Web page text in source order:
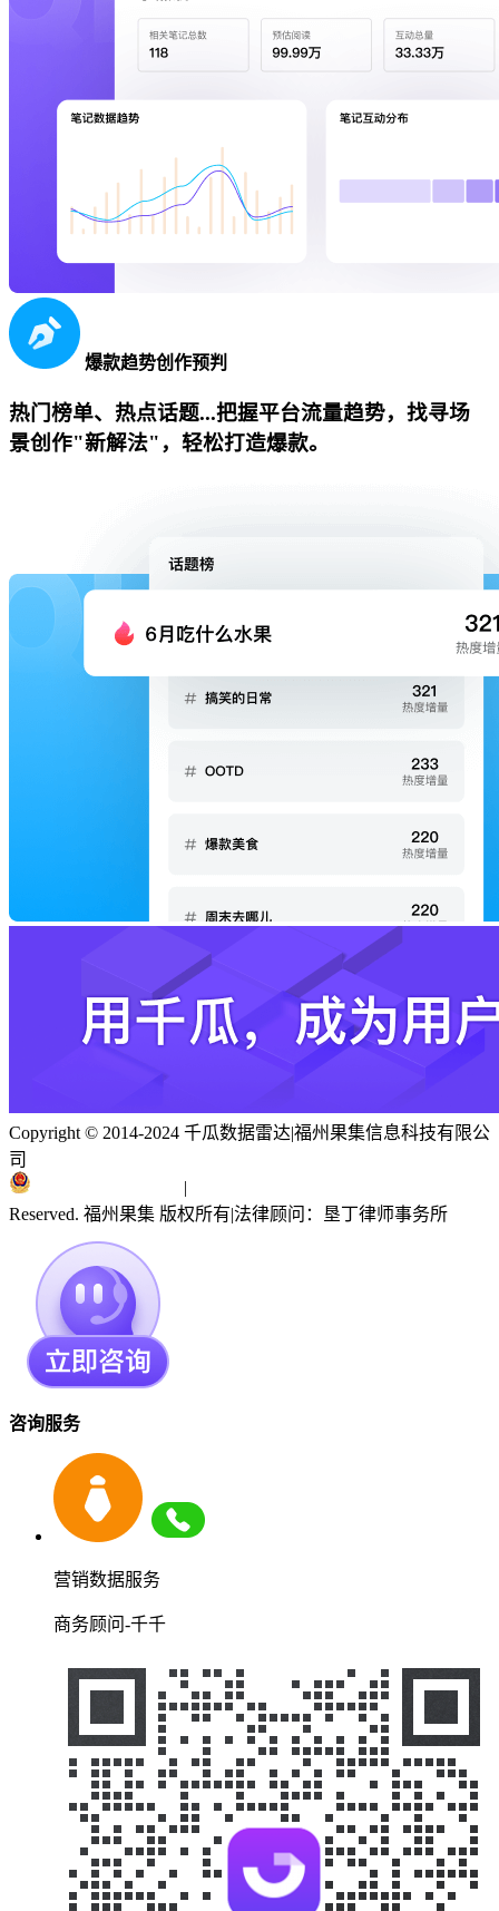
爆款趋势创作预判
热门榜单、热点话题...把握平台流量趋势，找寻场
景创作"新解法"，轻松打造爆款。
Copyright © 2014-2024 千瓜数据雷达|福州果集信息科技有限公
司
|
Reserved. 福州果集 版权所有|法律顾问：垦丁律师事务所
咨询服务
营销数据服务
商务顾问-千千